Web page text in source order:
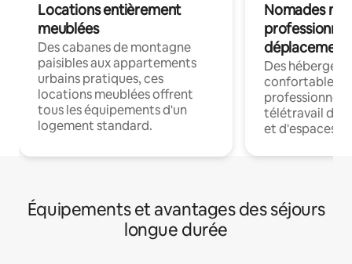
Locations entièrement
meublées
Des cabanes de montagne
paisibles aux appartements
urbains pratiques, ces
locations meublées offrent
tous les équipements d'un
logement standard.
Nomades
déplacement
Des
confortables
professionnels
télétravail
et d'espaces
Équipements et avantages des séjours
longue durée